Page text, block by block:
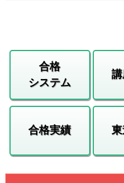
合格
システム
合格実績